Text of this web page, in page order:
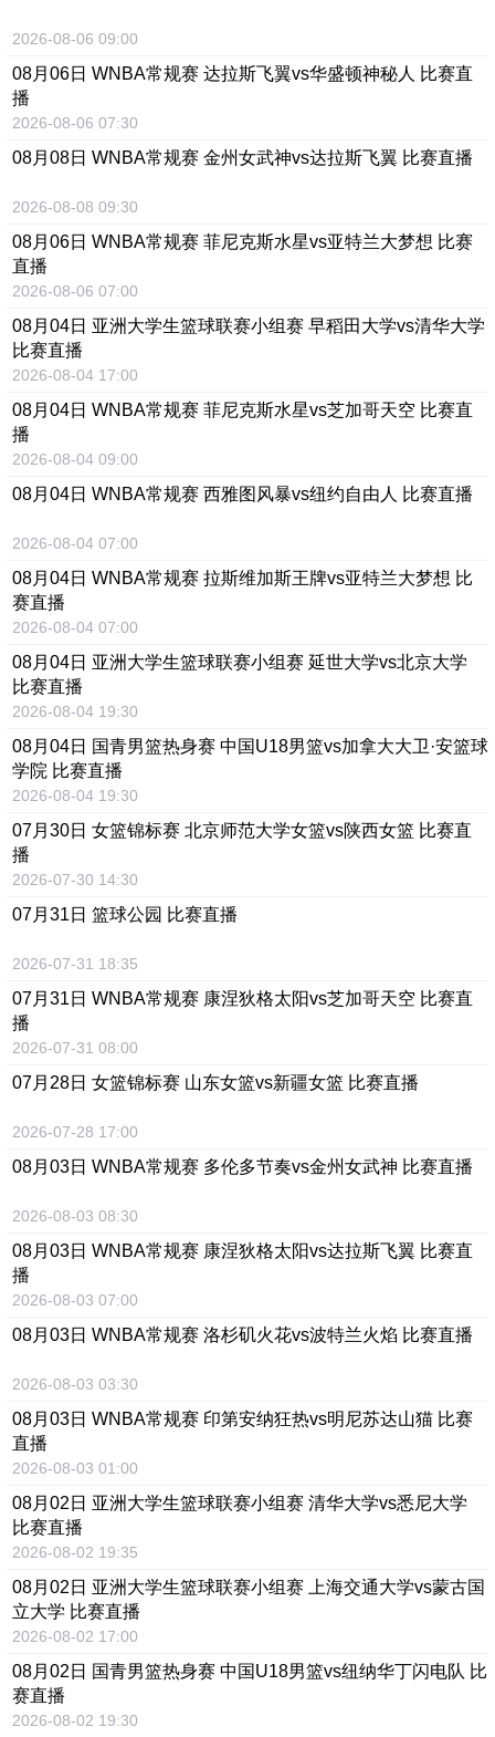
2026-08-06 09:00
08月06日 WNBA常规赛 达拉斯飞翼vs华盛顿神秘人 比赛直
播
2026-08-06 07:30
08月08日 WNBA常规赛 金州女武神vs达拉斯飞翼 比赛直播
2026-08-08 09:30
08月06日 WNBA常规赛 菲尼克斯水星vs亚特兰大梦想 比赛
直播
2026-08-06 07:00
08月04日 亚洲大学生篮球联赛小组赛 早稻田大学vs清华大学
比赛直播
2026-08-04 17:00
08月04日 WNBA常规赛 菲尼克斯水星vs芝加哥天空 比赛直
播
2026-08-04 09:00
08月04日 WNBA常规赛 西雅图风暴vs纽约自由人 比赛直播
2026-08-04 07:00
08月04日 WNBA常规赛 拉斯维加斯王牌vs亚特兰大梦想 比
赛直播
2026-08-04 07:00
08月04日 亚洲大学生篮球联赛小组赛 延世大学vs北京大学
比赛直播
2026-08-04 19:30
08月04日 国青男篮热身赛 中国U18男篮vs加拿大大卫·安篮球
学院 比赛直播
2026-08-04 19:30
07月30日 女篮锦标赛 北京师范大学女篮vs陕西女篮 比赛直
播
2026-07-30 14:30
07月31日 篮球公园 比赛直播
2026-07-31 18:35
07月31日 WNBA常规赛 康涅狄格太阳vs芝加哥天空 比赛直
播
2026-07-31 08:00
07月28日 女篮锦标赛 山东女篮vs新疆女篮 比赛直播
2026-07-28 17:00
08月03日 WNBA常规赛 多伦多节奏vs金州女武神 比赛直播
2026-08-03 08:30
08月03日 WNBA常规赛 康涅狄格太阳vs达拉斯飞翼 比赛直
播
2026-08-03 07:00
08月03日 WNBA常规赛 洛杉矶火花vs波特兰火焰 比赛直播
2026-08-03 03:30
08月03日 WNBA常规赛 印第安纳狂热vs明尼苏达山猫 比赛
直播
2026-08-03 01:00
08月02日 亚洲大学生篮球联赛小组赛 清华大学vs悉尼大学
比赛直播
2026-08-02 19:35
08月02日 亚洲大学生篮球联赛小组赛 上海交通大学vs蒙古国
立大学 比赛直播
2026-08-02 17:00
08月02日 国青男篮热身赛 中国U18男篮vs纽纳华丁闪电队 比
赛直播
2026-08-02 19:30